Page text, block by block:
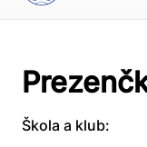
Škola a klub: